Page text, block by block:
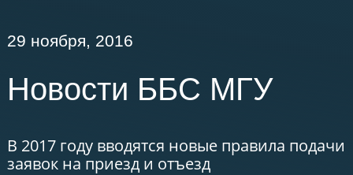
29 ноября, 2016
Новости ББС МГУ
В 2017 году вводятся новые правила подачи
заявок на приезд и отъезд